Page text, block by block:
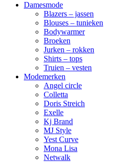
Damesmode
Blazers – jassen
Blouses – tunieken
Bodywarmer
Broeken
Jurken – rokken
Shirts – tops
Truien – vesten
Modemerken
Angel circle
Colletta
Doris Streich
Exelle
Kj Brand
MJ Style
Yest Curve
Mona Lisa
Netwalk